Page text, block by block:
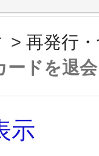
> 再発行
ードを退
示